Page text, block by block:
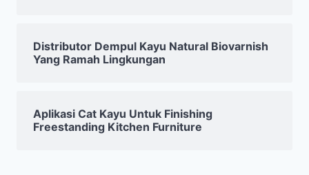
Distributor Dempul Kayu Natural Biovarnish
Yang Ramah Lingkungan
Aplikasi Cat Kayu Untuk Finishing
Freestanding Kitchen Furniture